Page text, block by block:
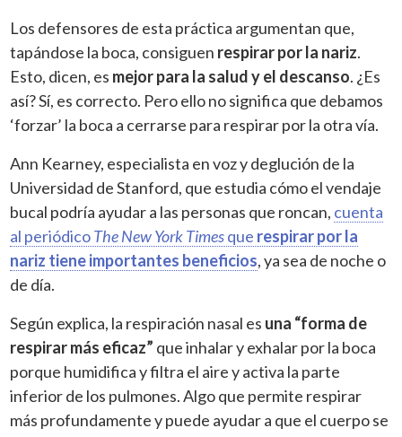
Los defensores de esta práctica argumentan que,
tapándose la boca, consiguen respirar por la nariz.
Esto, dicen, es mejor para la salud y el descanso. ¿Es
así? Sí, es correcto. Pero ello no significa que debamos
‘forzar’ la boca a cerrarse para respirar por la otra vía.
Ann Kearney, especialista en voz y deglución de la
Universidad de Stanford, que estudia cómo el vendaje
bucal podría ayudar a las personas que roncan, cuenta
al periódicoThe New York Timesque respirar por la
nariz tiene importantes beneficios, ya sea de noche o
de día.
Según explica, la respiración nasal es una “forma de
respirar más eficaz” que inhalar y exhalar por la boca
porque humidifica y filtra el aire y activa la parte
inferior de los pulmones. Algo que permite respirar
más profundamente y puede ayudar a que el cuerpo se